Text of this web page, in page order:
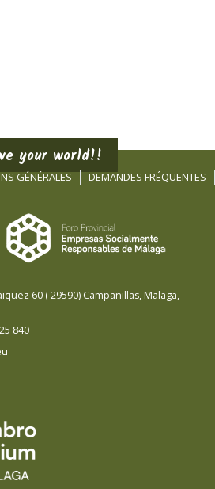
your world!!
GÉNÉRALES
DEMANDES FRÉQUENTES
60 (29590) Campanillas, Malaga,
840